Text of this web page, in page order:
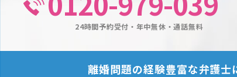
24時間予約受付・年中無休・通話無料
離婚問題の経験豊富な弁護士